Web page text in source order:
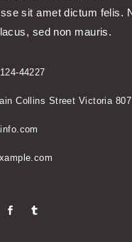
sit amet dictum felis.
sed non mauris.
44227
Collins Street Victoria 807